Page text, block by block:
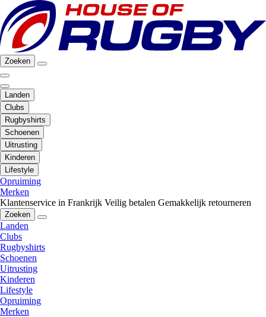
Zoeken
Landen
Clubs
Rugbyshirts
Schoenen
Uitrusting
Kinderen
Lifestyle
Opruiming
Merken
Klantenservice in Frankrijk Veilig betalen Gemakkelijk retourneren
Zoeken
Landen
Clubs
Rugbyshirts
Schoenen
Uitrusting
Kinderen
Lifestyle
Opruiming
Merken